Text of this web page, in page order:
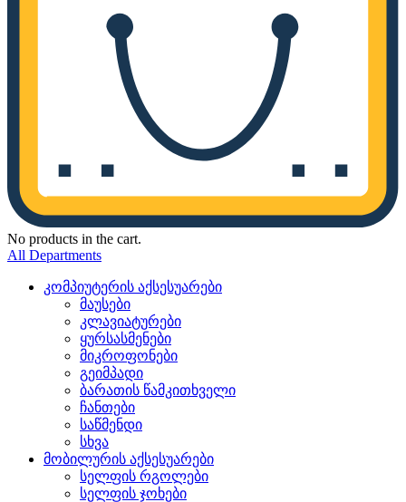
No products in the cart.
All Departments
კომპიუტერის აქსესუარები
მაუსები
კლავიატურები
ყურსასმენები
მიკროფონები
გეიმპადი
ბარათის წამკითხველი
ჩანთები
საწმენდი
სხვა
მობილურის აქსესუარები
სელფის რგოლები
სელფის ჯოხები